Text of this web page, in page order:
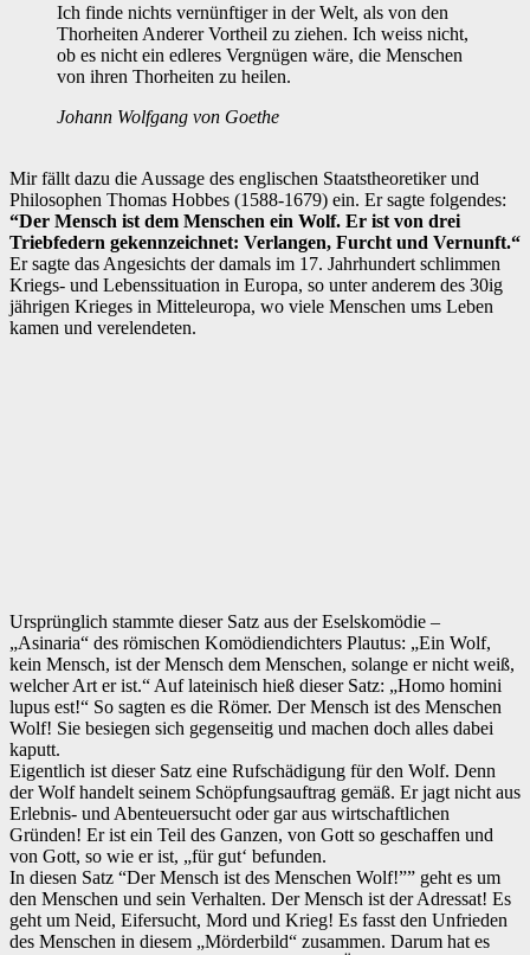
Ich finde nichts vernünftiger in der Welt, als von den
Thorheiten Anderer Vortheil zu ziehen. Ich weiss nicht,
ob es nicht ein edleres Vergnügen wäre, die Menschen
von ihren Thorheiten zu heilen.
Johann Wolfgang von Goethe
Mir fällt dazu die Aussage des englischen Staatstheoretiker und
Philosophen Thomas Hobbes (1588-1679) ein. Er sagte folgendes:
“Der Mensch ist dem Menschen ein Wolf. Er ist von drei
Triebfedern gekennzeichnet: Verlangen, Furcht und Vernunft.“
‌Er sagte das Angesichts der damals im 17. Jahrhundert schlimmen
Kriegs- und Lebenssituation in Europa, so unter anderem des 30ig
jährigen Krieges in Mitteleuropa, wo viele Menschen ums Leben
kamen und verelendeten.
Ursprünglich stammte dieser Satz aus der Eselskomödie –
„Asinaria“ des römischen Komödiendichters Plautus: „Ein Wolf,
kein Mensch, ist der Mensch dem Menschen, solange er nicht weiß,
welcher Art er ist.“ Auf lateinisch hieß dieser Satz: „Homo homini
lupus est!“ So sagten es die Römer. Der Mensch ist des Menschen
Wolf! Sie besiegen sich gegenseitig und machen doch alles dabei
kaputt.
‌Eigentlich ist dieser Satz eine Rufschädigung für den Wolf. Denn
der Wolf handelt seinem Schöpfungsauftrag gemäß. Er jagt nicht aus
Erlebnis- und Abenteuersucht oder gar aus wirtschaftlichen
Gründen! Er ist ein Teil des Ganzen, von Gott so geschaffen und
von Gott, so wie er ist, „für gut‘ befunden.
‌In diesen Satz “Der Mensch ist des Menschen Wolf!”” geht es um
den Menschen und sein Verhalten. Der Mensch ist der Adressat! Es
geht um Neid, Eifersucht, Mord und Krieg! Es fasst den Unfrieden
des Menschen in diesem „Mörderbild“ zusammen. Darum hat es